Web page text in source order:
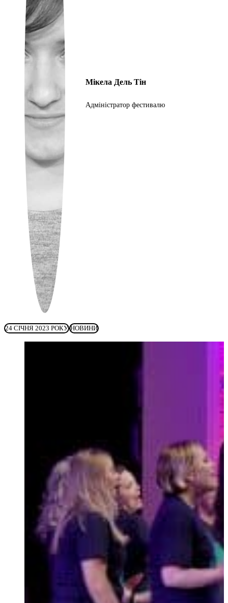
Portuguese
Мікела Дель Тін
Адміністратор фестивалю
24 СІЧНЯ 2023 РОКУ НОВИНИ